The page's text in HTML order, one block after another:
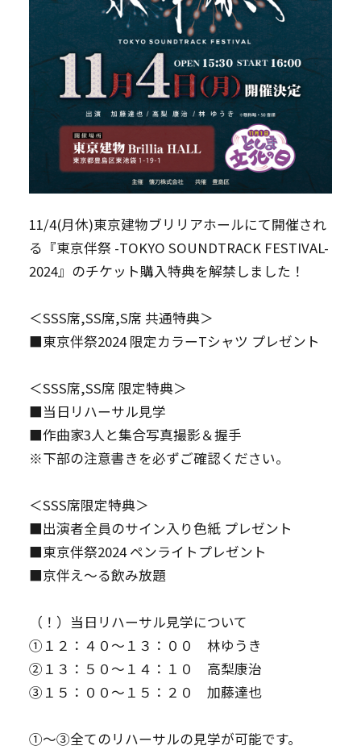
11/4(月休)東京建物ブリリアホールにて開催され
る『東京伴祭 -TOKYO SOUNDTRACK FESTIVAL-
2024』のチケット購入特典を解禁しました！
＜SSS席,SS席,S席 共通特典＞
■東京伴祭2024 限定カラーTシャツ プレゼント
＜SSS席,SS席 限定特典＞
■当日リハーサル見学
■作曲家3人と集合写真撮影＆握手
※下部の注意書きを必ずご確認ください。
＜SSS席限定特典＞
■出演者全員のサイン入り色紙 プレゼント
■東京伴祭2024 ペンライトプレゼント
■京伴え～る飲み放題
（！）当日リハーサル見学について
①１２：４０～１３：００ 林ゆうき
②１３：５０～１４：１０ 高梨康治
③１５：００～１５：２０ 加藤達也
①〜③全てのリハーサルの見学が可能です。